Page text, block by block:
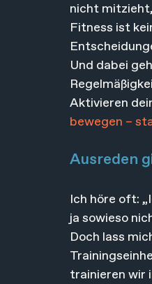
nicht
Fitness ist
Und dabei
Aktivieren
bewegen –
Ausreden
Ich höre oft:
ja sowieso
Doch lass
trainieren wir